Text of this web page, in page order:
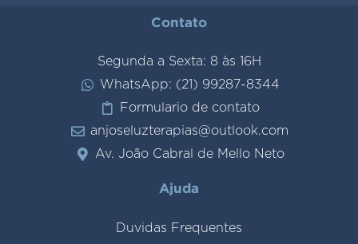
Contato
Segunda a Sexta: 8 às 16H
WhatsApp: (21) 99287-8344
Formulario de contato
anjoseluzterapias@outlook.com
Av. João Cabral de Mello Neto
Ajuda
Duvidas Frequentes